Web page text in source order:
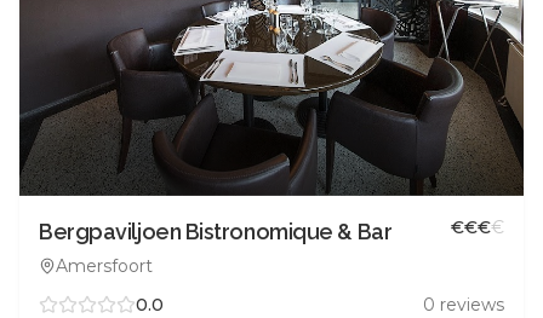
Bergpaviljoen Bistronomique & Bar
Amersfoort
€€€€
0.0 0 reviews